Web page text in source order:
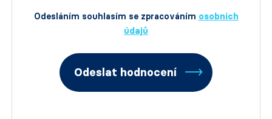
Odesláním souhlasím se zpracováním osobních
údajů
Odeslat hodnocení